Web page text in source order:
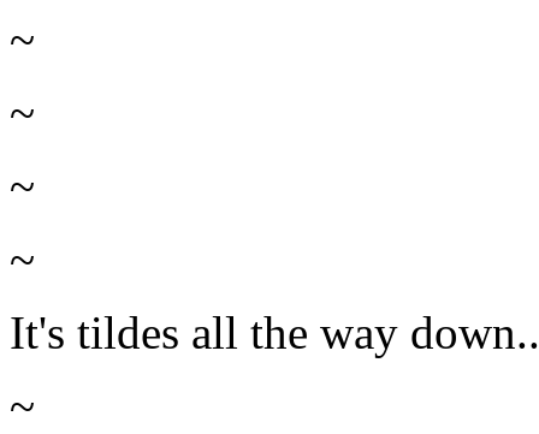
~
~
~
~
It's tildes all the way
~